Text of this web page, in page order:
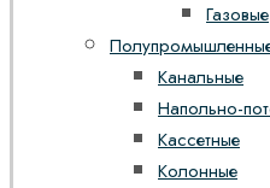
Газовые
Канальные
Напольно-
Кассетные
Колонные